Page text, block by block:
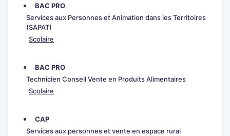
BAC PRO
Services aux Personnes et Animation dans les Territoires
(SAPAT)
Scolaire
BAC PRO
Technicien Conseil Vente en Produits Alimentaires
Scolaire
CAP
Services aux personnes et vente en espace rural